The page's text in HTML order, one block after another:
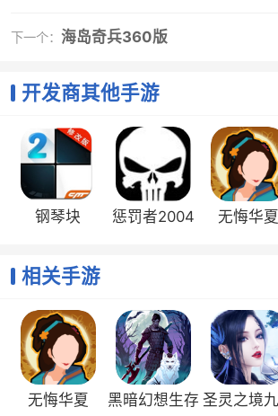
2、怀旧感十足的街机画风，带给你
碍，保证飞机不掉落
锁，整体玩法也是挺容易上手的，当然
行，对于玩家的反应力是有一定的要求
5、游戏中该会遇到各种纷纷多彩
制战斗的乐趣
装备
小编评价
1、勇往直前是一款趣味题材的飞行
画面简约，在游戏中玩家将体验到最轻
击乐趣，超级简单的操作玩法，让玩家
下一个： 海岛奇兵360版
开发商其他手游
钢琴块
惩罚者2004
无悔华夏
相关手游
无悔华夏
黑暗幻想生存 圣灵之境